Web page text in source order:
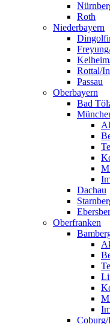
Roth
Niederbayern
Rottal/
Passau
Oberbayern
Bad
Dachau
Oberfranken